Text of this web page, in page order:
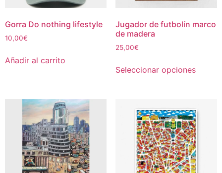
Gorra Do nothing lifestyle
10,00€
Añadir al carrito
Jugador de futbolín marco
de madera
25,00€
Seleccionar opciones